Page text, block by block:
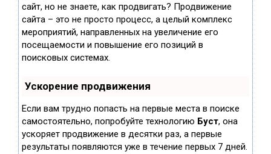
сайт, но не знаете, как продвигать? Продвижение
сайта – это не просто процесс, а целый комплекс
мероприятий, направленных на увеличение его
посещаемости и повышение его позиций в
поисковых системах.
Ускорение продвижения
Если вам трудно попасть на первые места в поиске
самостоятельно, попробуйте технологию Буст, она
ускоряет продвижение в десятки раз, а первые
результаты появляются уже в течение первых 7 дней.